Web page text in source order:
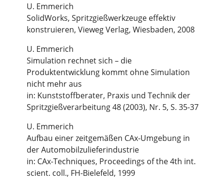
U. Emmerich
SolidWorks, Spritzgießwerkzeuge effektiv
konstruieren, Vieweg Verlag, Wiesbaden, 2008
U. Emmerich
Simulation rechnet sich – die
Produktentwicklung kommt ohne Simulation
nicht mehr aus
in: Kunststoffberater, Praxis und Technik der
Spritzgießverarbeitung 48 (2003), Nr. 5, S. 35-37
U. Emmerich
Aufbau einer zeitgemäßen CAx-Umgebung in
der Automobilzulieferindustrie
in: CAx-Techniques, Proceedings of the 4th int.
scient. coll., FH-Bielefeld, 1999